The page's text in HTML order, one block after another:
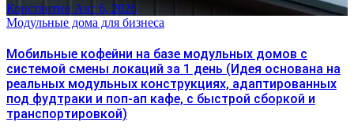
Константин Авг 6, 2026
Модульные дома для бизнеса
Мобильные кофейни на базе модульных домов с
системой смены локаций за 1 день (Идея основана на
реальных модульных конструкциях, адаптированных
под фудтраки и поп-ап кафе, с быстрой сборкой и
транспортировкой)